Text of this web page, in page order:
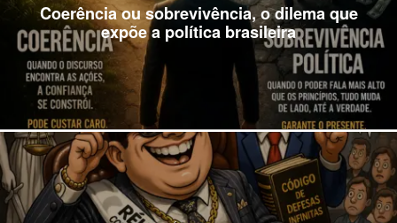
Coerência ou sobrevivência, o dilema que
expõe a política brasileira